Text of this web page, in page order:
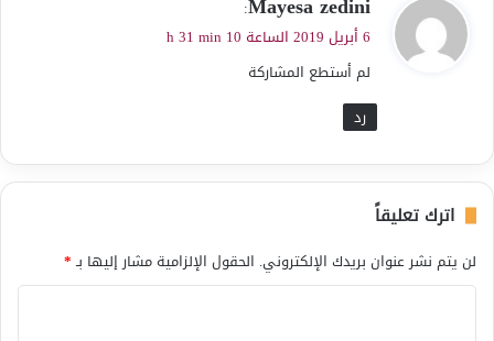
ق
ل
:
6 أبريل 2019 الساعة 10 h 31 min
لم أستطع المشاركة
رد
اترك تعليقاً
لن يتم نشر عنوان بريدك الإلكتروني. الحقول الإلزامية مشار إليها بـ*